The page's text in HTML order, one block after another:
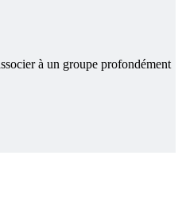
à un groupe profondément